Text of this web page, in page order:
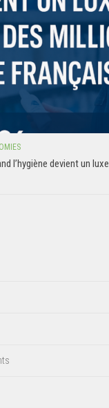
l’hygiène devient un luxe